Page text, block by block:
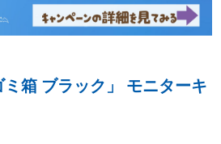
箱 ブラック」 モニターキ